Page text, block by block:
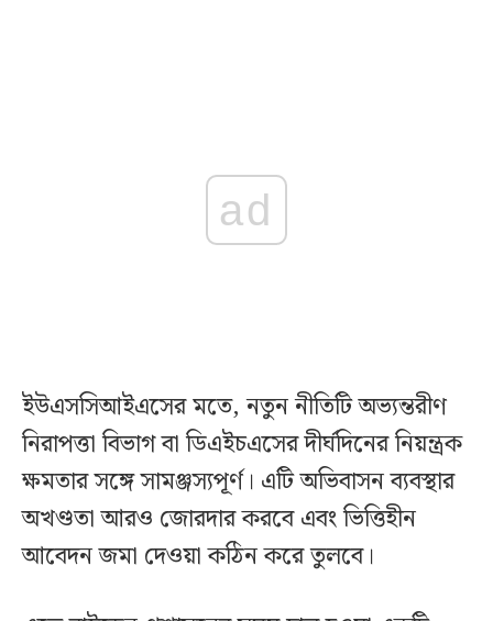
ad
ইউএসসিআইএসের মতে, নতুন নীতিটি অভ্যন্তরীণ
নিরাপত্তা বিভাগ বা ডিএইচএসের দীর্ঘদিনের নিয়ন্ত্রক
ক্ষমতার সঙ্গে সামঞ্জস্যপূর্ণ। এটি অভিবাসন ব্যবস্থার
অখণ্ডতা আরও জোরদার করবে এবং ভিত্তিহীন
আবেদন জমা দেওয়া কঠিন করে তুলবে।